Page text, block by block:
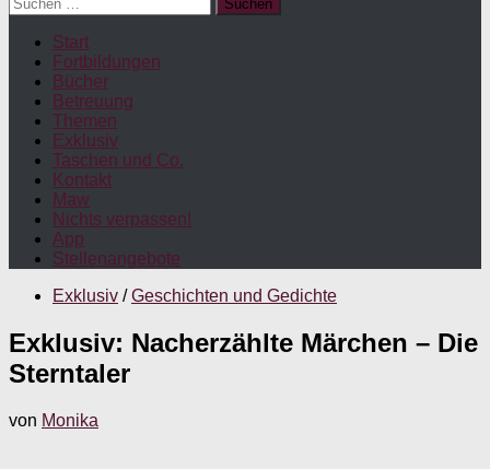
nach:
Start
Fortbildungen
Bücher
Betreuung
Themen
Exklusiv
Taschen und Co.
Kontakt
Maw
Nichts verpassen!
App
Stellenangebote
Exklusiv / Geschichten und Gedichte
Exklusiv: Nacherzählte Märchen – Die
Sterntaler
von Monika